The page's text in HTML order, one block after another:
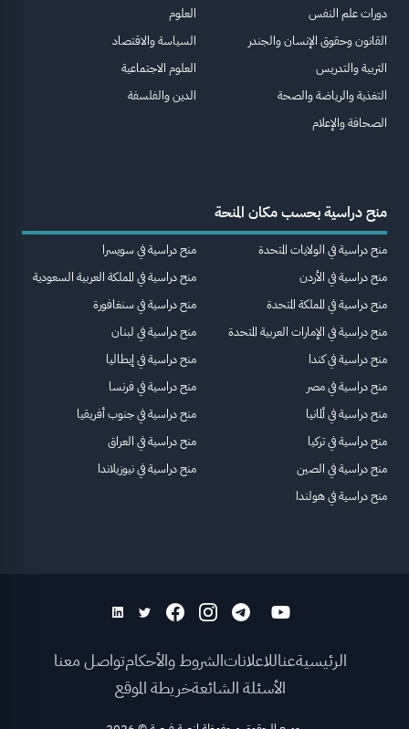
دورات علم النفس
القانون وحقوق الإنسان والجندر
التربية والتدريس
التغذية والرياضة والصحة
الصحافة والإعلام
العلوم
السياسة والاقتصاد
العلوم الاجتماعية
الدين والفلسفة
منح دراسية بحسب مكان المنحة
منح دراسية في الولايات المتحدة
منح دراسية في الأردن
منح دراسية في المملكة المتحدة
منح دراسية في الإمارات العربية المتحدة
منح دراسية في كندا
منح دراسية في مصر
منح دراسية في ألمانيا
منح دراسية في تركيا
منح دراسية في الصين
منح دراسية في هولندا
منح دراسية في سويسرا
منح دراسية في المملكة العربية السعودية
منح دراسية في سنغافورة
منح دراسية في لبنان
منح دراسية في إيطاليا
منح دراسية في فرنسا
منح دراسية في جنوب أفريقيا
منح دراسية في العراق
منح دراسية في نيوزيلاندا
الرئيسيةعناللاعلاناتالشروط والأحكامتواصل معنا
الأسئلة الشائعةخريطة الموقع